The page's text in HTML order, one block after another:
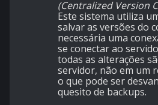
(Centralized Version
Este sistema utiliza
salvar as versões do
necessária uma
se conectar ao
todas as alterações
servidor, não em um
o que pode ser
quesito de backups.